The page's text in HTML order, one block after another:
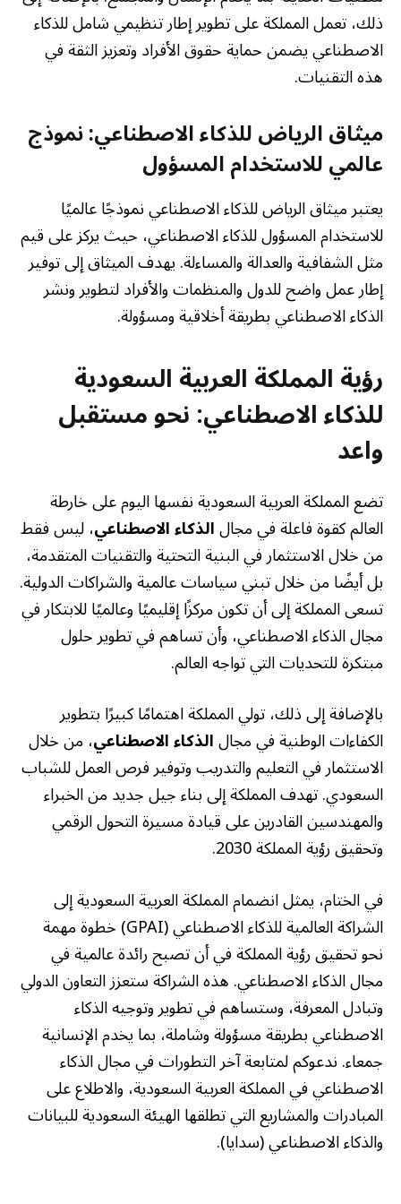
ذلك، تعمل المملكة على تطوير إطار تنظيمي شامل للذكاء
الاصطناعي يضمن حماية حقوق الأفراد وتعزيز الثقة في
هذه التقنيات.
ميثاق الرياض للذكاء الاصطناعي: نموذج
عالمي للاستخدام المسؤول
يعتبر ميثاق الرياض للذكاء الاصطناعي نموذجًا عالميًا
للاستخدام المسؤول للذكاء الاصطناعي، حيث يركز على قيم
مثل الشفافية والعدالة والمساءلة. يهدف الميثاق إلى توفير
إطار عمل واضح للدول والمنظمات والأفراد لتطوير ونشر
الذكاء الاصطناعي بطريقة أخلاقية ومسؤولة.
رؤية المملكة العربية السعودية
للذكاء الاصطناعي: نحو مستقبل
واعد
تضع المملكة العربية السعودية نفسها اليوم على خارطة
العالم كقوة فاعلة في مجالالذكاء الاصطناعي، ليس فقط
من خلال الاستثمار في البنية التحتية والتقنيات المتقدمة،
بل أيضًا من خلال تبني سياسات عالمية والشراكات الدولية.
تسعى المملكة إلى أن تكون مركزًا إقليميًا وعالميًا للابتكار في
مجال الذكاء الاصطناعي، وأن تساهم في تطوير حلول
مبتكرة للتحديات التي تواجه العالم.
بالإضافة إلى ذلك، تولي المملكة اهتمامًا كبيرًا بتطوير
الكفاءات الوطنية في مجالالذكاء الاصطناعي، من خلال
الاستثمار في التعليم والتدريب وتوفير فرص العمل للشباب
السعودي. تهدف المملكة إلى بناء جيل جديد من الخبراء
والمهندسين القادرين على قيادة مسيرة التحول الرقمي
وتحقيق رؤية المملكة 2030.
في الختام، يمثل انضمام المملكة العربية السعودية إلى
الشراكة العالمية للذكاء الاصطناعي (GPAI) خطوة مهمة
نحو تحقيق رؤية المملكة في أن تصبح رائدة عالمية في
مجال الذكاء الاصطناعي. هذه الشراكة ستعزز التعاون الدولي
وتبادل المعرفة، وستساهم في تطوير وتوجيه الذكاء
الاصطناعي بطريقة مسؤولة وشاملة، بما يخدم الإنسانية
جمعاء. ندعوكم لمتابعة آخر التطورات في مجال الذكاء
الاصطناعي في المملكة العربية السعودية، والاطلاع على
المبادرات والمشاريع التي تطلقها الهيئة السعودية للبيانات
والذكاء الاصطناعي (سدايا).